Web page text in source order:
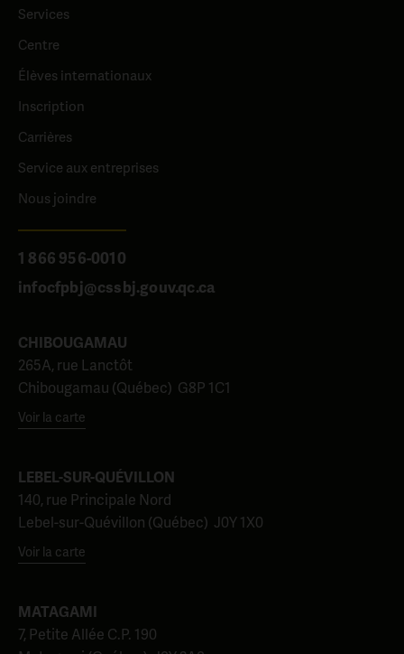
Services
Centre
Élèves internationaux
Inscription
Carrières
Service aux entreprises
Nous joindre
1 866 956-0010
infocfpbj@cssbj.gouv.qc.ca
CHIBOUGAMAU
265A, rue Lanctôt
Chibougamau (Québec) G8P 1C1
Voir la carte
LEBEL-SUR-QUÉVILLON
140, rue Principale Nord
Lebel-sur-Quévillon (Québec) J0Y 1X0
Voir la carte
MATAGAMI
7, Petite Allée C.P. 190